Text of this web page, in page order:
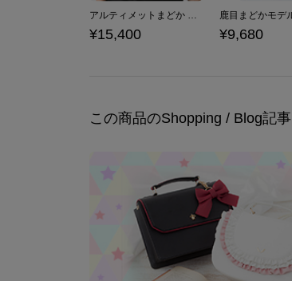
アルティメットまどか モデル ボディバッグ 魔法少女まどか☆マギカ
¥15,400 ¥9,680
この商品のShopping / Blog記事